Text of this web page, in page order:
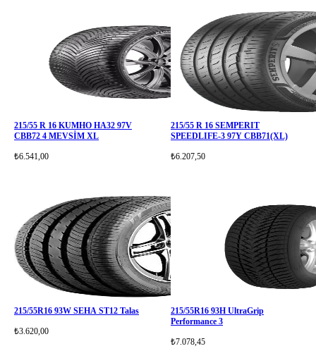
215/55 R 16 KUMHO HA32 97V
CBB72 4 MEVSİM XL
₺6.541,00
215/55 R 16 SEMPERIT
SPEEDLIFE-3 97Y CBB71(XL)
₺6.207,50
215/55R16 93W SEHA ST12 Talas
₺3.620,00
215/55R16 93H UltraGrip
Performance 3
₺7.078,45